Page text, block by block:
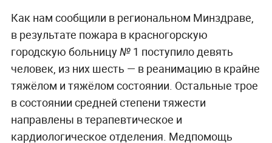
Как нам сообщили в региональном Минздраве,
в результате пожара в красногорскую
городскую больницу № 1 поступило девять
человек, из них шесть — в реанимацию в крайне
тяжёлом и тяжёлом состоянии. Остальные трое
в состоянии средней степени тяжести
направлены в терапевтическое и
кардиологическое отделения. Медпомощь